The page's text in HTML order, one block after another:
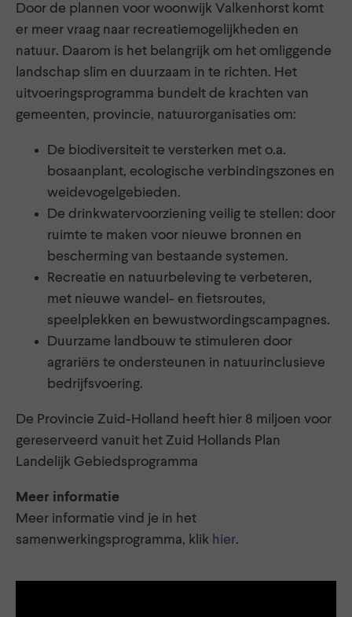
Door de plannen voor woonwijk Valkenhorst komt
er meer vraag naar recreatiemogelijkheden en
natuur. Daarom is het belangrijk om het omliggende
landschap slim en duurzaam in te richten. Het
uitvoeringsprogramma bundelt de krachten van
gemeenten, provincie, natuurorganisaties om:
De biodiversiteit te versterken met o.a.
bosaanplant, ecologische verbindingszones en
weidevogelgebieden.
De drinkwatervoorziening veilig te stellen: door
ruimte te maken voor nieuwe bronnen en
bescherming van bestaande systemen.
Recreatie en natuurbeleving te verbeteren,
met nieuwe wandel- en fietsroutes,
speelplekken en bewustwordingscampagnes.
Duurzame landbouw te stimuleren door
agrariërs te ondersteunen in natuurinclusieve
bedrijfsvoering.
De Provincie Zuid-Holland heeft hier 8 miljoen voor
gereserveerd vanuit het Zuid Hollands Plan
Landelijk Gebiedsprogramma
Meer informatie
Meer informatie vind je in het
samenwerkingsprogramma, klik hier.